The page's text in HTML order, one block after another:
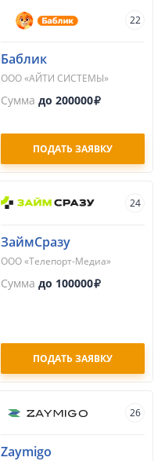
22
Баблик
ООО «АЙТИ СИСТЕМЫ»
Сумма до 200000
ПОДАТЬ ЗАЯВКУ
24
ЗаймСразу
ООО «Телепорт-Медиа»
Сумма до 100000
ПОДАТЬ ЗАЯВКУ
26
Zaymigo